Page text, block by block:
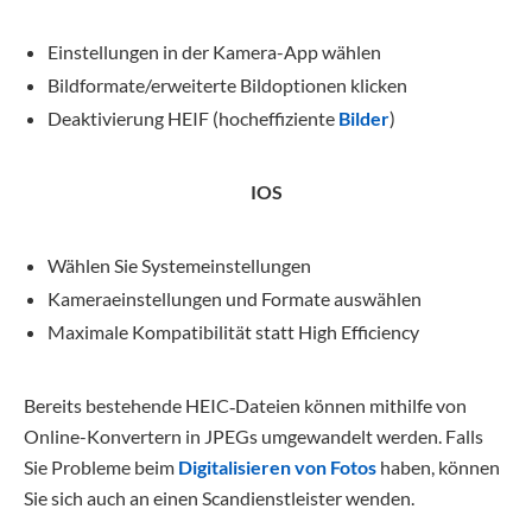
Einstellungen in der Kamera-App wählen
Bildformate/erweiterte Bildoptionen klicken
Deaktivierung HEIF (hocheffiziente Bilder)
IOS
Wählen Sie Systemeinstellungen
Kameraeinstellungen und Formate auswählen
Maximale Kompatibilität statt High Efficiency
Bereits bestehende HEIC‑Dateien können mithilfe von
Online-Konvertern in JPEGs umgewandelt werden. Falls
Sie Probleme beim Digitalisieren von Fotos haben, können
Sie sich auch an einen Scandienstleister wenden.